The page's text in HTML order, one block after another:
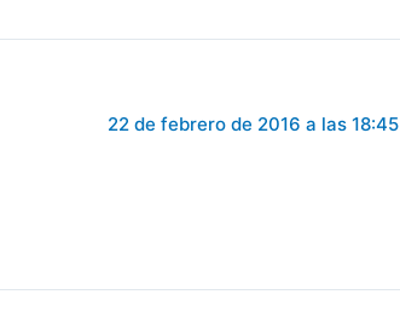
22 de febrero de 2016 a las 18:45